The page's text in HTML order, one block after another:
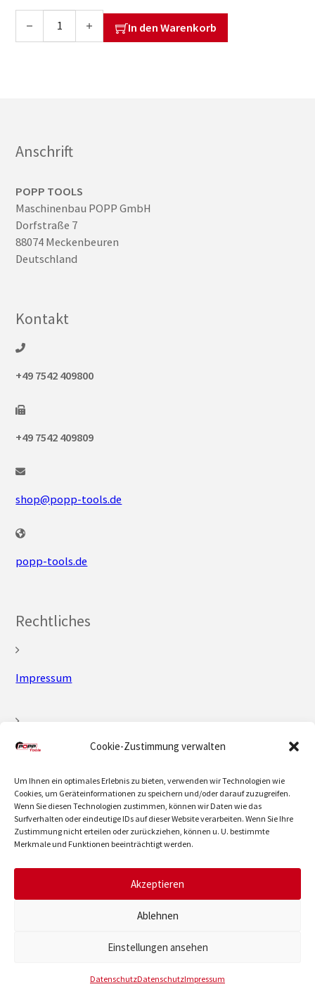
Cookie-Zustimmung verwalten
Um Ihnen ein optimales Erlebnis zu bieten, verwenden wir Technologien wie
Cookies, um Geräteinformationen zu speichern und/oder darauf zuzugreifen.
Wenn Sie diesen Technologien zustimmen, können wir Daten wie das
Surfverhalten oder eindeutige IDs auf dieser Website verarbeiten. Wenn Sie Ihre
Zustimmung nicht erteilen oder zurückziehen, können u. U. bestimmte
Merkmale und Funktionen beeinträchtigt werden.
Akzeptieren
Ablehnen
Einstellungen ansehen
DatenschutzDatenschutzImpressum
Hartmetall-Sägeblatt 24Z für MF 150-47/MF 150-47 plus/MF
In den Warenkorb
Anschrift
POPP TOOLS
Maschinenbau POPP GmbH
Dorfstraße 7
88074 Meckenbeuren
Deutschland
Kontakt
+49 7542 409800
+49 7542 409809
shop@popp-tools.de
popp-tools.de
Rechtliches
Impressum
Datenschutz
AGB
© 2026 POPP TOOLS | 10.08.2026 | 08:22